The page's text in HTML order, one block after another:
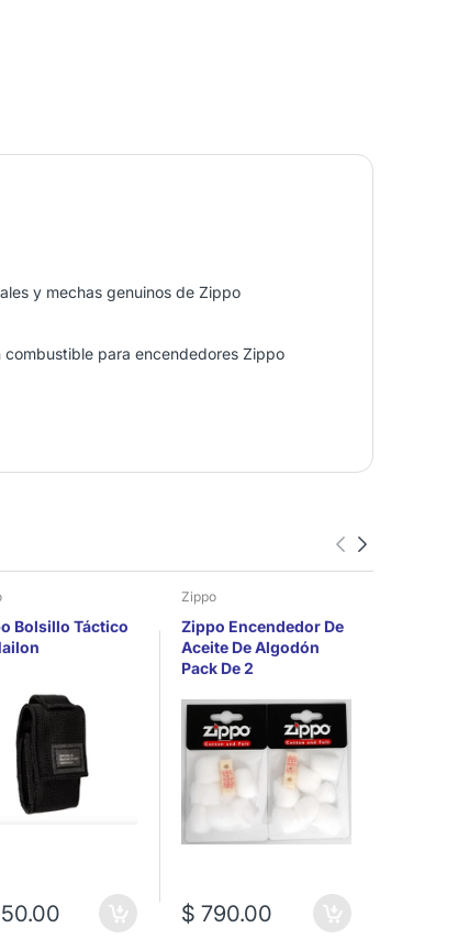
y mechas genuinos de Zippo
combustible para encendedores Zippo
Bolsillo Táctico
Zippo
Zippo Encendedor De
Aceite De Algodón
Pack De 2
$ 790.00